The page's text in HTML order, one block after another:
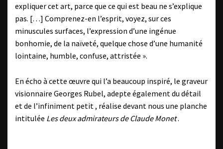
expliquer cet art, parce que ce qui est beau ne s’explique
pas. […] Comprenez-en l’esprit, voyez, sur ces
minuscules surfaces, l’expression d’une ingénue
bonhomie, de la naïveté, quelque chose d’une humanité
lointaine, humble, confuse, attristée ».
En écho à cette œuvre qui l’a beaucoup inspiré, le graveur
visionnaire Georges Rubel, adepte également du détail
et de l’infiniment petit , réalise devant nous une planche
intitulée Les deux admirateurs de Claude Monet.